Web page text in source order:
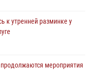
к утренней разминке у
мероприятия